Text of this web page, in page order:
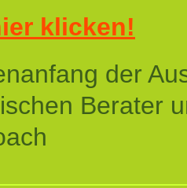
klicken!
der
Berater